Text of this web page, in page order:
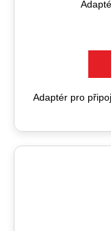
Adaptér pro